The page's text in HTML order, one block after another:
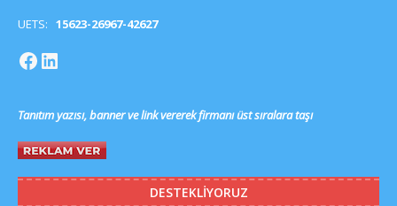
UETS: 15623-26967-42627
Tanıtım yazısı, banner ve link vererek firmanı üst sıralara taşı
DESTEKLIYORUZ